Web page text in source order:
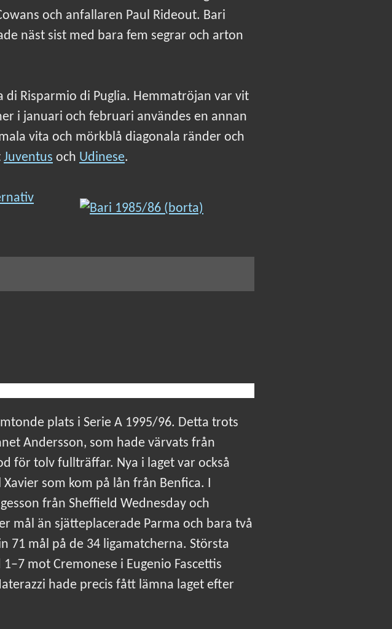
och anfallaren Paul Rideout. Bari
näst sist med bara fem segrar och arton
di Risparmio di Puglia. Hemmatröjan var vit
i januari och februari användes en annan
vita och mörkblå diagonala ränder och
Juventus och Udinese.
plats i Serie A 1995/96. Detta trots
Andersson, som hade värvats från
för tolv fullträffar. Nya i laget var också
som kom på lån från Benfica. I
från Sheffield Wednesday och
mål än sjätteplacerade Parma och bara två
71 mål på de 34 ligamatcherna. Största
mot Cremonese i Eugenio Fascettis
hade precis fått lämna laget efter